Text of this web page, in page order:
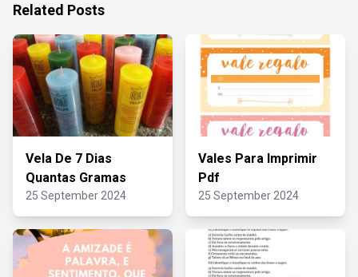
Related Posts
Vela De 7 Dias
Quantas Gramas
25 September 2024
Vales Para Imprimir
Pdf
25 September 2024